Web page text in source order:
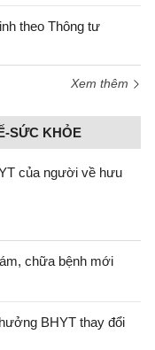
theo Thông tư
Xem thêm
SỨC KHỎE
của người về hưu
chữa bệnh mới
BHYT thay đổi